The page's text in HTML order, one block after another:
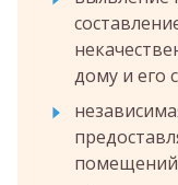
дому и его